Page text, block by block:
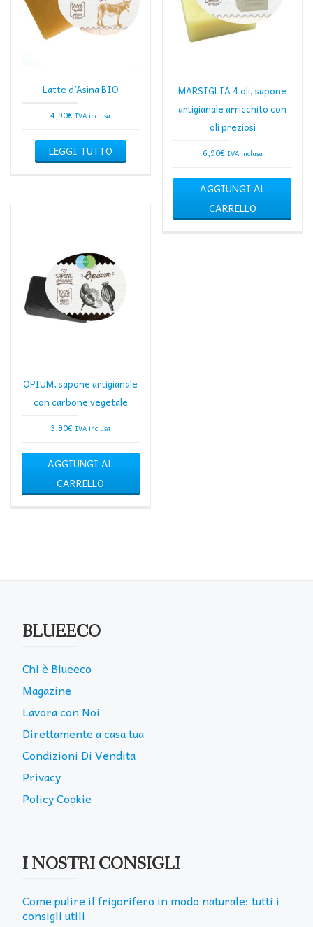
Latte d’Asina BIO
4,90€ IVA inclusa
LEGGI TUTTO
MARSIGLIA 4 oli, sapone
artigianale arricchito con
oli preziosi
6,90€ IVA inclusa
AGGIUNGI AL
CARRELLO
OPIUM, sapone artigianale
con carbone vegetale
3,90€ IVA inclusa
AGGIUNGI AL
CARRELLO
BLUEECO
Chi è Blueeco
Magazine
Lavora con Noi
Direttamente a casa tua
Condizioni Di Vendita
Privacy
Policy Cookie
I NOSTRI CONSIGLI
Come pulire il frigorifero in modo naturale: tutti i
consigli utili